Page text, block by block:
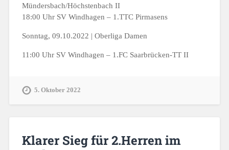
Mündersbach/Höchstenbach II
18:00 Uhr SV Windhagen – 1.TTC Pirmasens
Sonntag, 09.10.2022 | Oberliga Damen
11:00 Uhr SV Windhagen – 1.FC Saarbrücken-TT II
5. Oktober 2022
Klarer Sieg für 2.Herren im